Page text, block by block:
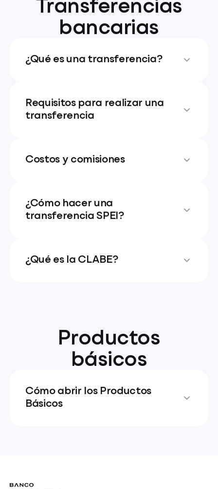
Transferencias
bancarias
¿Qué es una transferencia?
Requisitos para realizar una
transferencia
Costos y comisiones
¿Cómo hacer una
transferencia SPEI?
¿Qué es la CLABE?
Productos
básicos
Cómo abrir los Productos
Básicos